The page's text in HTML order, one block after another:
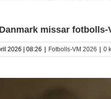
missar
2026 | 08:26 Fotbolls-VM 2026 0